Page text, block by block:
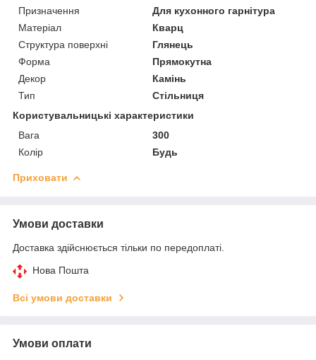
Призначення
Для кухонного гарнітура
Матеріал
Кварц
Структура поверхні
Глянець
Форма
Прямокутна
Декор
Камінь
Тип
Стільниця
Користувальницькі характеристики
Вага
300
Колір
Будь
Приховати
Умови доставки
Доставка здійснюється тільки по передоплаті.
Нова Пошта
Всі умови доставки
Умови оплати